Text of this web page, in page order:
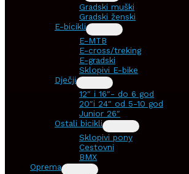
Gradski muški
Gradski ženski
E-bicikli
E-MTB
E-cross/treking
E-gradski
Sklopivi E-bike
Dječji
12″ i 16″- do 6 god
20″i 24″ od 5-10 god
Junior 26″
Ostali bicikli
Sklopivi pony
Cestovni
BMX
Oprema